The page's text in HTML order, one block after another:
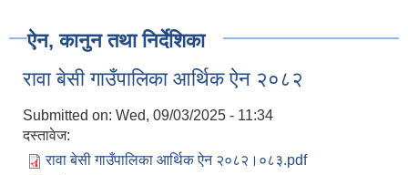
ऐन, कानुन तथा निर्देशिका
रावा बेसी गाउँपालिका आर्थिक ऐन २०८२
Submitted on: Wed, 09/03/2025 - 11:34
दस्तावेज:
रावा बेसी गाउँपालिका आर्थिक ऐन २०८२।०८३.pdf